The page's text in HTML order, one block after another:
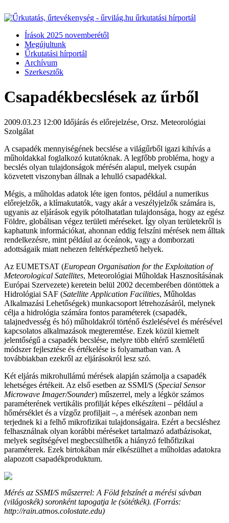
Írások 2025 novemberétől
Megújultunk
Űrkutatási hírportál
Archívum
Szerkesztők
Csapadékbecslések az űrből
2009.03.23 12:00 Időjárás és előrejelzése, Orsz. Meteorológiai
Szolgálat
A csapadék mennyiségének becslése a világűrből igazi kihívás a
műholdakkal foglalkozó kutatóknak. A legfőbb probléma, hogy a
becslés olyan tulajdonságok mérésén alapul, melyek csupán
közvetett viszonyban állnak a lehulló csapadékkal.
Mégis, a műholdas adatok léte igen fontos, például a numerikus
előrejelzők, a klímakutatók, vagy akár a veszélyjelzők számára is,
ugyanis az eljárások egyik pótolhatatlan tulajdonsága, hogy az egész
Földre, globálisan végez területi méréseket. Így olyan területekről is
kaphatunk információkat, ahonnan eddig felszíni mérések nem álltak
rendelkezésre, mint például az óceánok, vagy a domborzati
adottságaik miatt nehezen feltérképezhető helyek.
Az EUMETSAT (European Organisation for the Exploitation of
Meteorological Satellites, Meteorológiai Műholdak Hasznosításának
Európai Szervezete) keretein belül 2002 decemberében döntöttek a
Hidrológiai SAF (Satellite Application Facilities, Műholdas
Alkalmazási Lehetőségek) munkacsoport létrehozásáról, melynek
célja a hidrológia számára fontos paraméterek (csapadék,
talajnedvesség és hó) műholdakról történő észlelésével és mérésével
kapcsolatos alkalmazások megteremtése. Ezek közül kiemelt
jelentőségű a csapadék becslése, melyre több eltérő szemléletű
módszer fejlesztése és értékelése is folyamatban van. A
továbbiakban ezekről az eljárásokról lesz szó.
Két eljárás mikrohullámú mérések alapján számolja a csapadék
lehetséges értékeit. Az első esetben az SSMI/S (Special Sensor
Microwave Imager/Sounder) műszerrel, mely a légkör számos
paraméterének vertikális profilját képes elkészíteni – például a
hőmérséklet és a vízgőz profiljait –, a mérések azonban nem
terjednek ki a felhő mikrofizikai tulajdonságaira. Ezért a becsléshez
felhasználnak olyan korábbi méréseket tartalmazó adatbázisokat,
melyek segítségével megbecsülhetők a hiányzó felhőfizikai
paraméterek. Ezek birtokában már elkészülhet a műholdas adatokra
alapozott csapadékproduktum.
Mérés az SSMI/S műszerrel: A Föld felszínét a mérési sávban
(világoskék) soronként tapogatja le (sötétkék). (Forrás:
http://rain.atmos.colostate.edu)